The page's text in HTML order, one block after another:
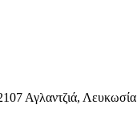
Αγλαντζιά, Λευκωσία